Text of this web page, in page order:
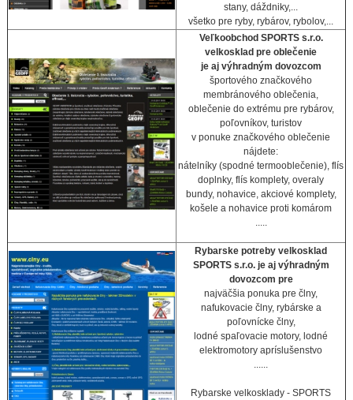
stany, dáždniky,...
všetko pre ryby, rybárov, rybolov,...
Veľkoobchod SPORTS s.r.o.
velkosklad pre oblečenie
je aj výhradným dovozcom
športového značkového
membránového oblečenia,
oblečenie do extrému pre rybárov,
poľovníkov, turistov
v ponuke značkového oblečenie
nájdete:
nátelníky (spodné termooblečenie), flís
doplnky, flís komplety, overaly
bundy, nohavice, akciové komplety,
košele a nohavice proti komárom
.....
Rybarske potreby velkosklad
SPORTS s.r.o. je aj výhradným
dovozcom pre
najväčšia ponuka pre člny,
nafukovacie člny, rybárske a
poľovnícke člny,
lodné spaľovacie motory, lodné
elektromotory apríslušenstvo
......
Rybarske velkosklady - SPORTS